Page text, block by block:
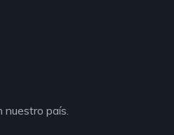
nuestro país.